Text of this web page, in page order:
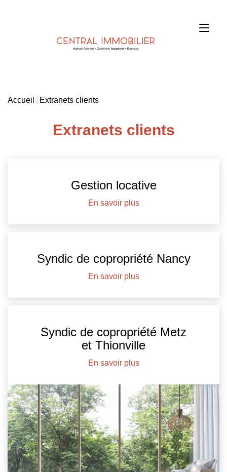
Accueil Extranets clients
Extranets clients
Gestion locative
En savoir plus
Syndic de copropriété Nancy
En savoir plus
Syndic de copropriété Metz
et Thionville
En savoir plus